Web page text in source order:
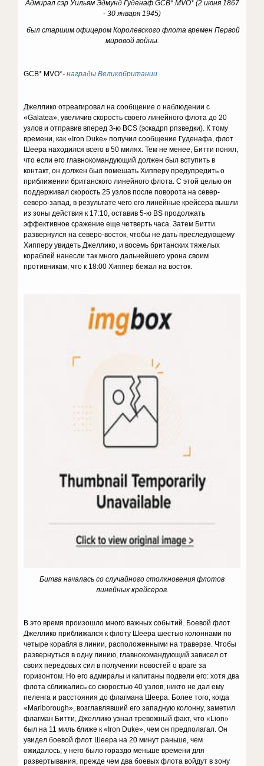
Адмирал сэр Уильям Эдмунд Гуденаф GCB* MVO* (2 июня 1867
- 30 января 1945)
был старшим офицером Королевского флота времен Первой
мировой войны.
GCB* MVO*-награды Великобритании
Джеллико отреагировал на сообщение о наблюдении с
«Galatea», увеличив скорость своего линейного флота до 20
узлов и отправив вперед 3-ю BCS (эскадрп рпзведки). К тому
времени, как «Iron Duke» получил сообщение Гуденафа, флот
Шеера находился всего в 50 милях. Тем не менее, Битти понял,
что если его главнокомандующий должен был вступить в
контакт, он должен был помешать Хипперу предупредить о
приближении британского линейного флота. С этой целью он
поддерживал скорость 25 узлов после поворота на север-
северо-запад, в результате чего его линейные крейсера вышли
из зоны действия к 17:10, оставив 5-ю BS продолжать
эффективное сражение еще четверть часа. Затем Битти
развернулся на северо-восток, чтобы не дать преследующему
Хипперу увидеть Джеллико, и восемь британских тяжелых
кораблей нанесли так много дальнейшего урона своим
противникам, что к 18:00 Хиппер бежал на восток.
Битва началась со случайного столкновения флотов
линейных крейсеров.
В это время произошло много важных событий. Боевой флот
Джеллико приближался к флоту Шеера шестью колоннами по
четыре корабля в линии, расположенными на траверзе. Чтобы
развернуться в одну линию, главнокомандующий зависел от
своих передовых сил в получении новостей о враге за
горизонтом. Но его адмиралы и капитаны подвели его: хотя два
флота сближались со скоростью 40 узлов, никто не дал ему
пеленга и расстояния до флагмана Шеера. Более того, когда
«Marlborough», возглавлявший его западную колонну, заметил
флагман Битти, Джеллико узнал тревожный факт, что «Lion»
был на 11 миль ближе к «Iron Duke», чем он предполагал. Он
увидел боевой флот Шеера на 20 минут раньше, чем
ожидалось; у него было гораздо меньше времени для
развертывания, прежде чем два боевых флота войдут в зону